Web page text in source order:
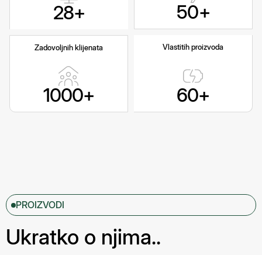
28+ 50+
Zadovoljnih klijenata
1000+
Vlastitih proizvoda
60+
PROIZVODI
Ukratko o njima..